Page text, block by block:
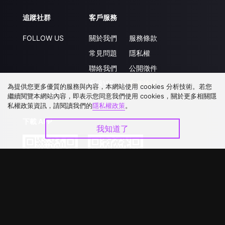
追蹤社群
FOLLOW US
客戶服務
關於我們
常見問題
聯絡我們
升級VIP
服務條款
隱私權
公開徵件
合作洽談
下載 APP
為提供您更多優質的服務與內容，本網站使用 cookies 分析技術。若您
繼續閱覽本網站內容，即表示您同意我們使用 cookies，關於更多相關隱
私權政策資訊，請閱讀我們的隱私權政策。
我知道了